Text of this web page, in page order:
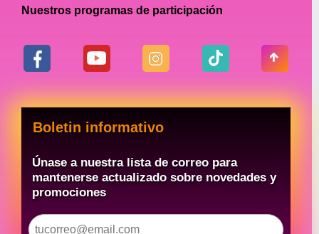
variedad de tonos y se pueden aplicar con
Pomadas
Las pomadas para cejas son perfectas para
y dramática. Son altamente pigmentados y
duraderos, lo que los hace ideales para
representaciones teatrales.
Consejos para la aplicación
Nuestros programas de participación
Boletin informativo
Únase a nuestra lista de correo para
mantenerse actualizado sobre novedades y
promociones